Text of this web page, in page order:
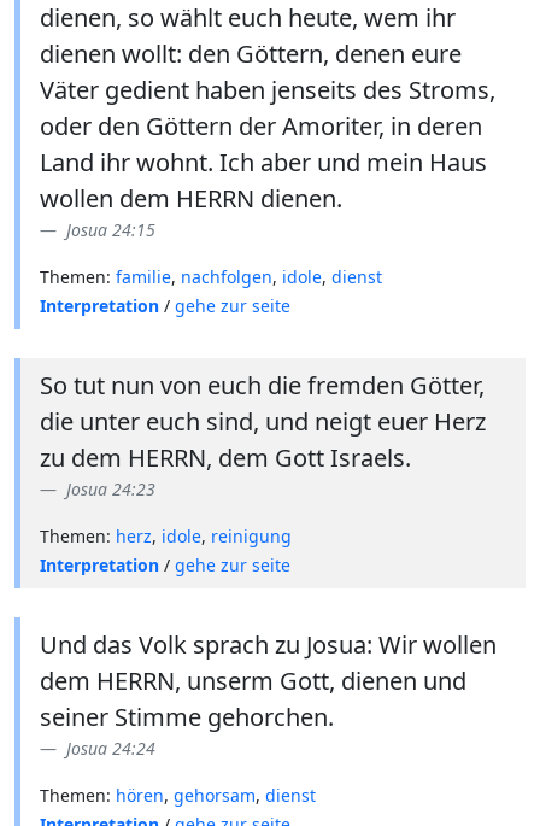
dienen, so wählt euch heute, wem ihr
dienen wollt: den Göttern, denen eure
Väter gedient haben jenseits des Stroms,
oder den Göttern der Amoriter, in deren
Land ihr wohnt. Ich aber und mein Haus
wollen dem HERRN dienen.
Josua 24:15
Themen: familie, nachfolgen, idole, dienst
Interpretation / gehe zur seite
So tut nun von euch die fremden Götter,
die unter euch sind, und neigt euer Herz
zu dem HERRN, dem Gott Israels.
Josua 24:23
Themen: herz, idole, reinigung
Interpretation / gehe zur seite
Und das Volk sprach zu Josua: Wir wollen
dem HERRN, unserm Gott, dienen und
seiner Stimme gehorchen.
Josua 24:24
Themen: hören, gehorsam, dienst